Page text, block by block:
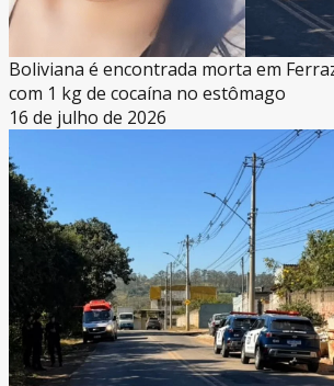
Boliviana é encontrada morta em
com 1 kg de cocaína no estômago
16 de julho de 2026